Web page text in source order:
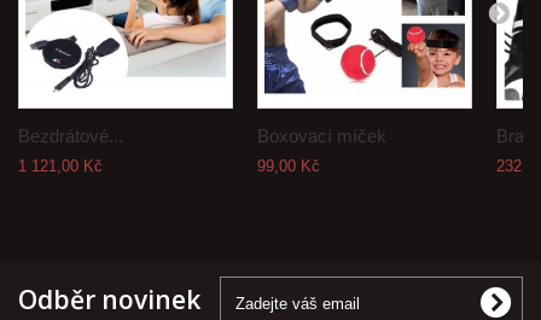
Bezdrátové...
1 121,00 Kč
Boxovací míček
99,00 Kč
Odběr novinek